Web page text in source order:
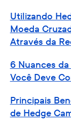
Utilizando
Moeda
Através da
6 Nuances
Você Deve
Principais
de Hedge